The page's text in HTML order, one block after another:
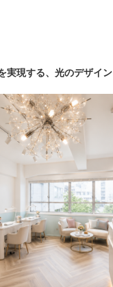
実現する、光のデザイン